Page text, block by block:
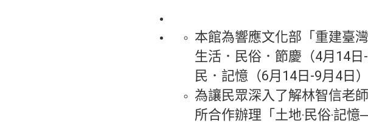
本館為響應文化部「重建臺
生活．民俗．節慶（4月14
民．記憶（6月14日-9月4日
為讓民眾深入了解林智信老
所合作辦理「土地‧民俗‧記